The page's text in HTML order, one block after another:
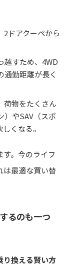
2ドアクーペから
越すため、4WD
勤距離が長く
荷物をたくさん
）やSAV（スポ
くなる。
。今のライフ
は最適な買い替
るのも一つ
り換える賢い方